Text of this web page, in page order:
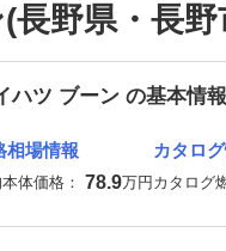
長野県・長
ハツ ブーン の基本情報
相場情報
体価格： 78.9万円
カタロ
カタログ